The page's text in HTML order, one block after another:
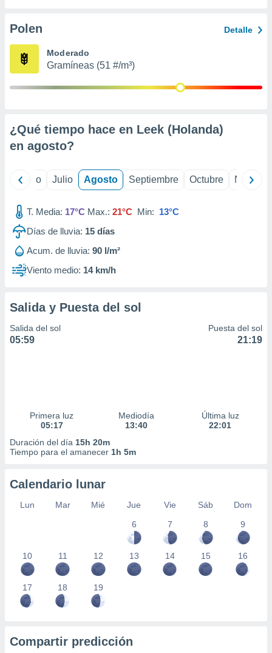
e
mediante
de
1199
Polen Detalle
Moderado
Gramíneas (51 #/m³)
¿Qué tiempo hace en Leek (Holanda)
en agosto?
Junio Julio Agosto Septiembre Octubre
T. Media: 17°C Max.: 21°C Min: 13°C
Días de lluvia: 15 días
Acum. de lluvia: 90 l/m²
Viento medio: 14 km/h
Salida y Puesta del sol
Salida del sol
05:59
Puesta del sol
21:19
Primera luz
05:17
Mediodía
13:40
Última luz
22:01
Duración del día 15h 20m
Tiempo para el amanecer 1h 5m
Calendario lunar
Lun Mar Mié Jue Vie Sáb
Dom
6
7 8 9
10 11 12 13 14 15 16
17 18 19
Compartir predicción